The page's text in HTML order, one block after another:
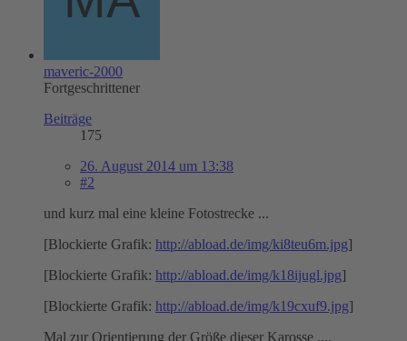
maveric-2000
Fortgeschrittener
Beiträge
175
26. August 2014 um 13:38
#2
und kurz mal eine kleine Fotostrecke ...
[Blockierte Grafik: http://abload.de/img/ki8teu6m.jpg]
[Blockierte Grafik: http://abload.de/img/k18ijugl.jpg]
[Blockierte Grafik: http://abload.de/img/k19cxuf9.jpg]
Mal zur Orientierung der Größe dieser Karosse ....